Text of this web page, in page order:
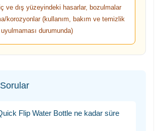
ve dış yüzeyindeki hasarlar, bozulmalar
korozyonlar (kullanım, bakım ve temizlik
uyulmaması durumunda)
Flip Water Bottle ne kadar süre